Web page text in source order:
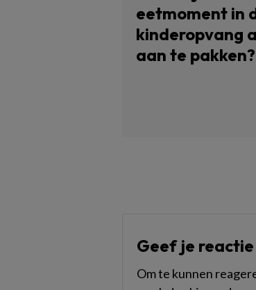
eetmoment in
kinderopvang
aan te pakken?
Geef je reactie
Om te kunnen